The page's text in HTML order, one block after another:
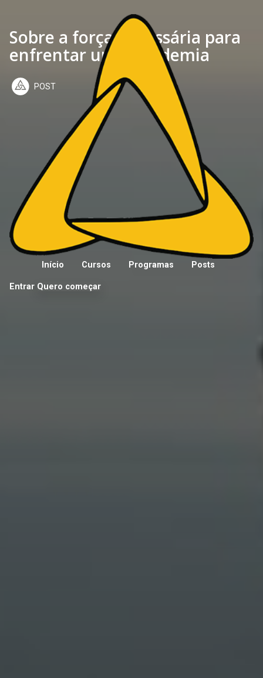
Início Cursos Programas Posts
Entrar Quero começar
Sobre a força necessária para
enfrentar uma pandemia
POST